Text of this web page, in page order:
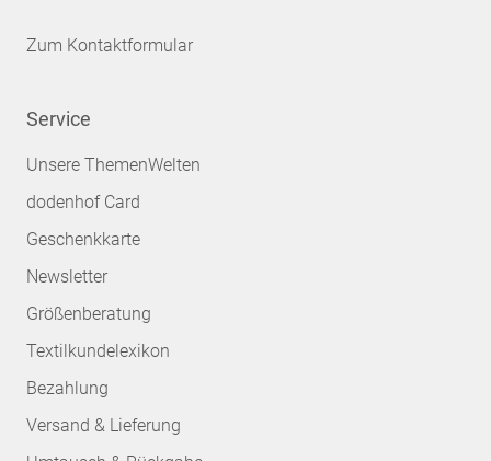
Zum Kontaktformular
Service
Unsere ThemenWelten
dodenhof Card
Geschenkkarte
Newsletter
Größenberatung
Textilkundelexikon
Bezahlung
Versand & Lieferung